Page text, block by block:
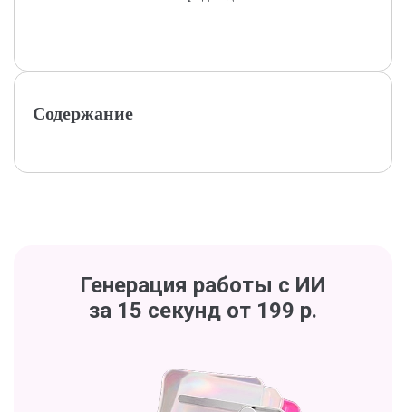
Содержание
Генерация работы с ИИ
за 15 секунд от 199 р.